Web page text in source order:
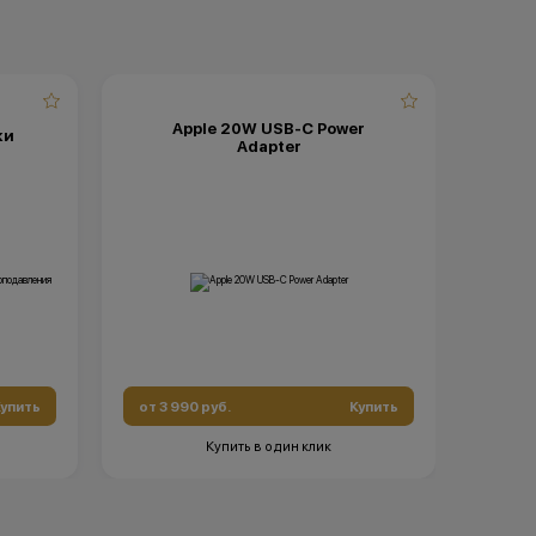
Apple 20W USB-C Power
Adapter
от 3 990 руб. Купить
Купить в один клик